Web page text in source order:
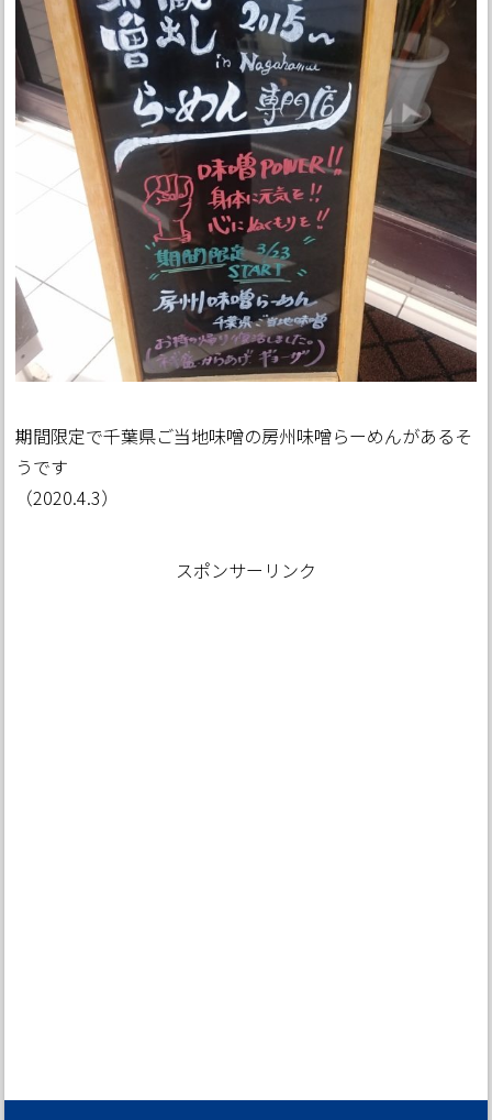
期間限定で千葉県ご当地味噌の房州味噌らーめんがあるそ
うです
（2020.4.3）
スポンサーリンク